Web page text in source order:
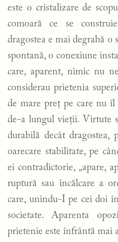
este o cristalizare de
comoară ce se
dragostea e mai degrabă o
spontană, o conexiune
care, aparent, nimic nu
considerau prietenia
de mare preț pe care nu îl
de-a lungul vieții. Virtute
durabilă decât dragostea,
oarecare stabilitate, pe
ei contradictorie, „apare,
ruptură sau încălcare a
care, unindu-I pe cei doi
societate. Aparenta
prietenie este înfrântă mai